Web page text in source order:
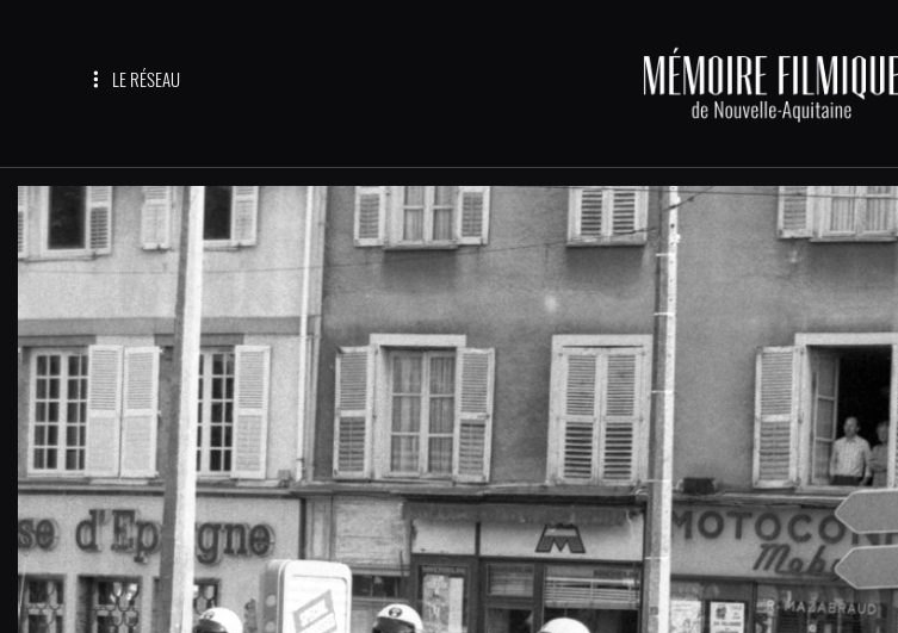
LE RÉSEAU